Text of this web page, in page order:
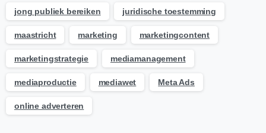
jong publiek bereiken juridische toestemming
maastricht marketing marketingcontent
marketingstrategie mediamanagement
mediaproductie mediawet Meta Ads
online adverteren